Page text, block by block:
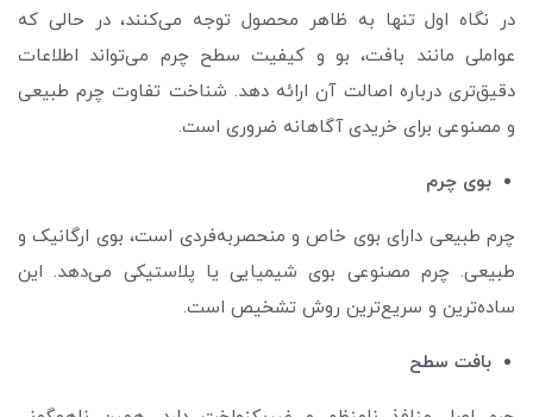
در نگاه اول تنها به ظاهر محصول توجه می‌کنند، در حالی که
عواملی مانند بافت، بو و کیفیت سطح چرم می‌تواند اطلاعات
دقیق‌تری درباره اصالت آن ارائه دهد. شناخت تفاوت چرم طبیعی
و مصنوعی برای خریدی آگاهانه ضروری است.
بوی چرم
چرم طبیعی دارای بوی خاص و منحصربه‌فردی است، بوی ارگانیک و
طبیعی. چرم مصنوعی بوی شیمیایی یا پلاستیکی می‌دهد. این
ساده‌ترین و سریع‌ترین روش تشخیص است.
بافت سطح